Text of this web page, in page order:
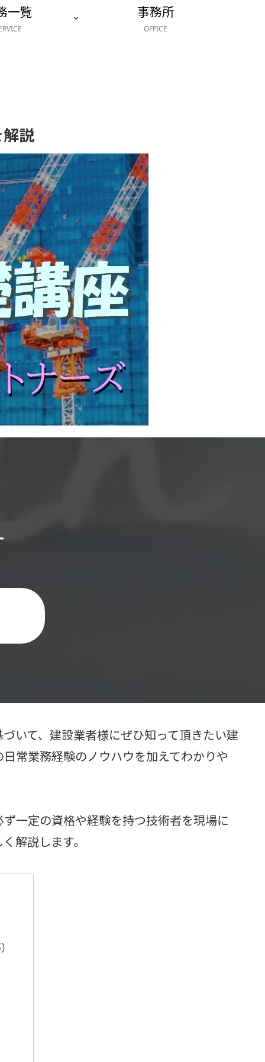
一覧 事務所
OFFICE
説
いて、建設業者様にぜひ知って頂きたい建
常業務経験のノウハウを加えてわかりや
一定の資格や経験を持つ技術者を現場に
解説します。